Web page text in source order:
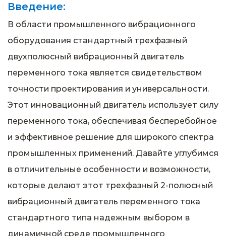
Введение:
В области промышленного вибрационного
оборудования стандартный трехфазный
двухполюсный вибрационный двигатель
переменного тока является свидетельством
точности проектирования и универсальности.
Этот инновационный двигатель использует силу
переменного тока, обеспечивая бесперебойное
и эффективное решение для широкого спектра
промышленных применений. Давайте углубимся
в отличительные особенности и возможности,
которые делают этот трехфазный 2-полюсный
вибрационный двигатель переменного тока
стандартного типа надежным выбором в
динамичной среде промышленного